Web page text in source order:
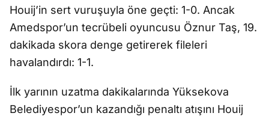
Houij’in sert vuruşuyla öne geçti: 1-0. Ancak
Amedspor’un tecrübeli oyuncusu Öznur Taş, 19.
dakikada skora denge getirerek fileleri
havalandırdı: 1-1.
İlk yarının uzatma dakikalarında Yüksekova
Belediyespor’un kazandığı penaltı atışını Houij